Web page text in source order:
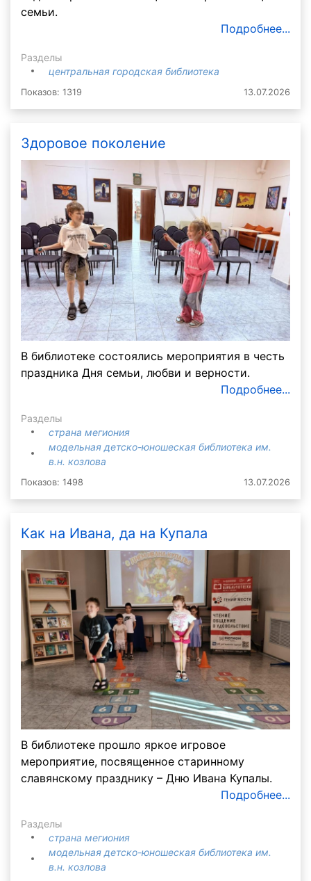
семьи.
Подробнее...
Разделы
центральная городская библиотека
Показов: 1319 13.07.2026
Здоровое поколение
В библиотеке состоялись мероприятия в честь
праздника Дня семьи, любви и верности.
Подробнее...
Разделы
страна мегиония
модельная детско-юношеская библиотека им.
в.н. козлова
Показов: 1498 13.07.2026
Как на Ивана, да на Купала
В библиотеке прошло яркое игровое
мероприятие, посвященное старинному
славянскому празднику – Дню Ивана Купалы.
Подробнее...
Разделы
страна мегиония
модельная детско-юношеская библиотека им.
в.н. козлова